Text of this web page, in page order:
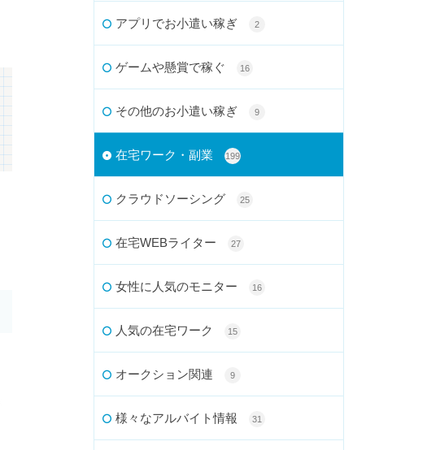
アプリでお小遣い稼ぎ 2
ゲームや懸賞で稼ぐ 16
その他のお小遣い稼ぎ 9
在宅ワーク・副業 199
クラウドソーシング 25
在宅WEBライター 27
女性に人気のモニター 16
人気の在宅ワーク 15
オークション関連 9
様々なアルバイト情報 31